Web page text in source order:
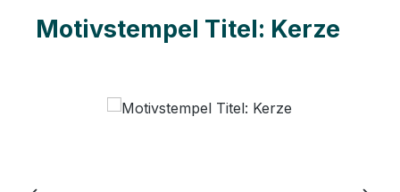
Motivstempel Titel: Kerze